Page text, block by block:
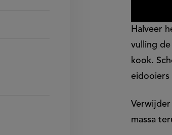
Halveer
vulling
kook.
eidooiers
massa